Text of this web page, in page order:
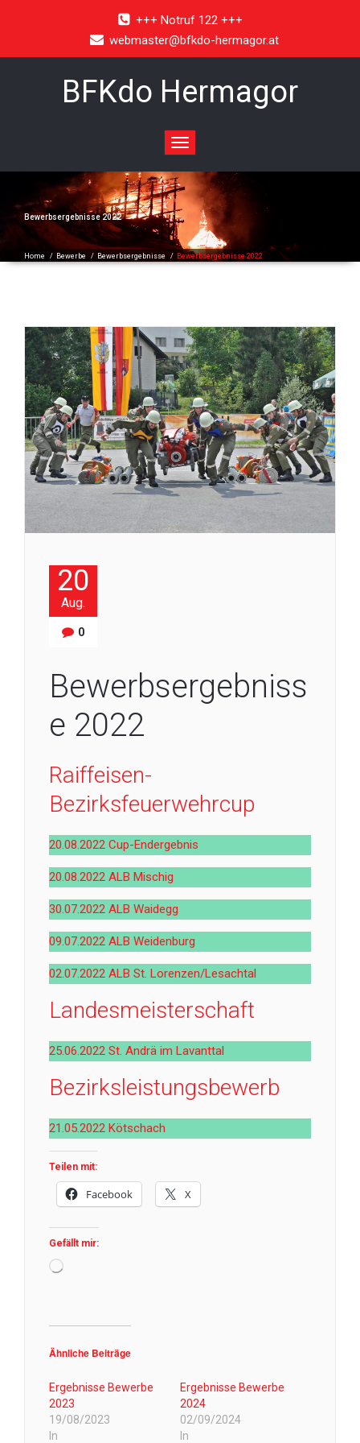
+++ Notruf 122 +++
webmaster@bfkdo-hermagor.at
BFKdo Hermagor
Toggle
navigation
Bewerbsergebnisse 2022
Home / Bewerbe / Bewerbsergebnisse / Bewerbsergebnisse 2022
20
Aug.
0
Bewerbsergebniss
e 2022
Raiffeisen-
Bezirksfeuerwehrcup
20.08.2022 Cup-Endergebnis
20.08.2022 ALB Mischig
30.07.2022 ALB Waidegg
09.07.2022 ALB Weidenburg
02.07.2022 ALB St. Lorenzen/Lesachtal
Landesmeisterschaft
25.06.2022 St. Andrä im Lavanttal
Bezirksleistungsbewerb
21.05.2022 Kötschach
Teilen mit:
Facebook X
Gefällt mir:
Wird
Ähnliche Beiträge
Ergebnisse Bewerbe
2023
19/08/2023
In
Ergebnisse Bewerbe
2024
02/09/2024
In